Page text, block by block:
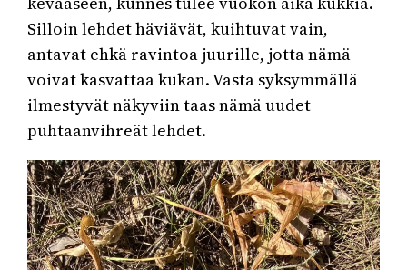
Silloin lehdet häviävät, kuihtuvat vain,
antavat ehkä ravintoa juurille, jotta nämä
voivat kasvattaa kukan. Vasta syksymmällä
ilmestyvät näkyviin taas nämä uudet
puhtaanvihreät lehdet.